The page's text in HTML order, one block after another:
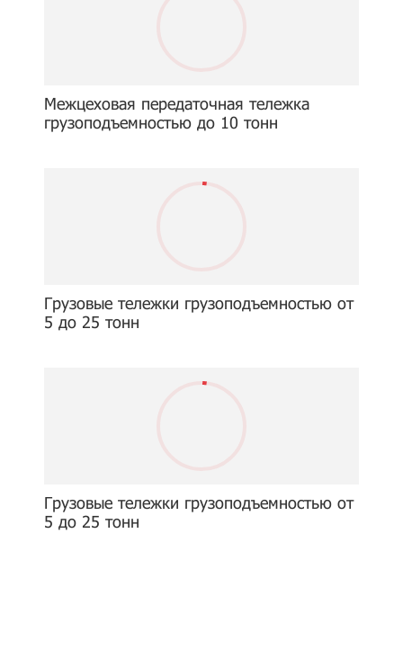
Межцеховая передаточная тележка
грузоподъемностью до 10 тонн
Грузовые тележки грузоподъемностью от
5 до 25 тонн
Грузовые тележки грузоподъемностью от
5 до 25 тонн